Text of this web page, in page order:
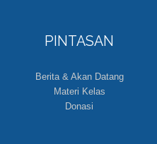
PINTASAN
Berita & Akan Datang
Materi Kelas
Donasi